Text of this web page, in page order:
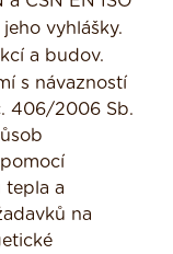
vyhlášky.
a budov.
s návazností
406/2006 Sb.
tepla a
na